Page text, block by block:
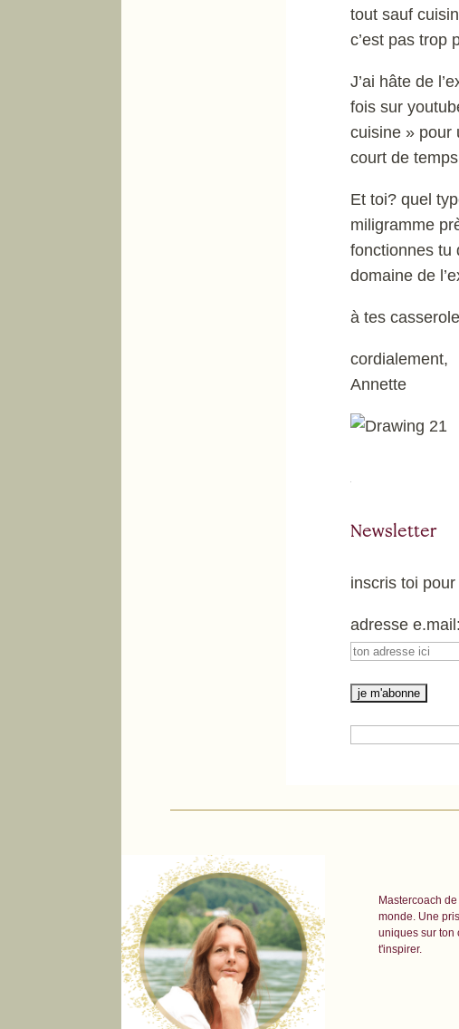
tout sauf
c’est pas trop
J’ai hâte de
fois sur
cuisine » pour
court de
Et toi? quel
miligramme
fonctionnes tu
domaine de
à tes
cordialement,
Annette
Newsletter
inscris toi
adresse e.mail:
Mastercoach
monde. Une
uniques sur ton
t'inspirer.